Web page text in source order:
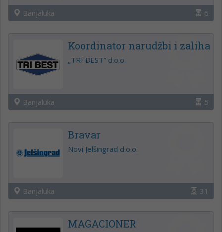
Banjaluka 6
Koordinator narudžbi i zaliha
„TRI BEST“ d.o.o.
Banjaluka 5
Bravar
Novi Jelšingrad d.o.o.
Banjaluka 31
MAGACIONER